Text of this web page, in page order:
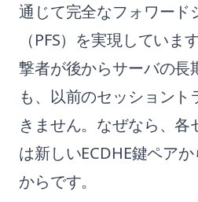
通じて完全なフォワード
（PFS）を実現してい
撃者が後からサーバの長
も、以前のセッション
きません。なぜなら、各
は新しいECDHE鍵ペア
からです。